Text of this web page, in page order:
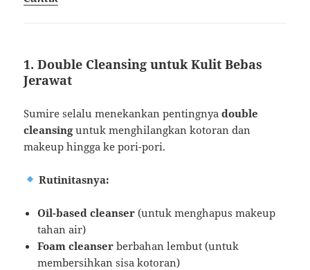
1. Double Cleansing untuk Kulit Bebas
Jerawat
Sumire selalu menekankan pentingnyadouble
cleansinguntuk menghilangkan kotoran dan
makeup hingga ke pori-pori.
Rutinitasnya:
Oil-based cleanser (untuk menghapus makeup
tahan air)
Foam cleanser berbahan lembut (untuk
membersihkan sisa kotoran)